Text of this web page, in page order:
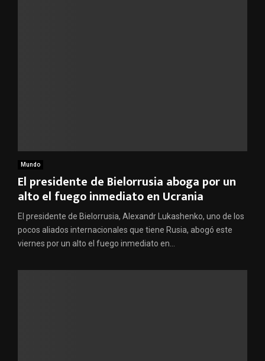
Mundo
El presidente de Bielorrusia aboga por un
alto el fuego inmediato en Ucrania
El presidente de Bielorrusia, Alexandr Lukashenko, uno de los
pocos aliados internacionales que tiene Rusia, abogó este
viernes por un alto el fuego inmediato en...